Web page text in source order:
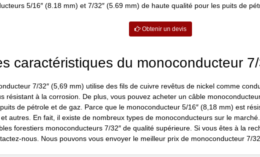
5/16″ (8.18 mm) et 7/32″ (5.69 mm) de haute qualité pour les puits de
Obtenir un devis
caractéristiques du monoconducteur
7/32″ (5,69 mm) utilise des fils de cuivre revêtus de nickel comme
résistant à la corrosion. De plus, vous pouvez acheter un câble
de pétrole et de gaz. Parce que le monoconducteur 5/16″ (8,18 mm) est
autres. En fait, il existe de nombreux types de monoconducteurs sur le
forestiers monoconducteurs 7/32″ de qualité supérieure. Si vous êtes à la
nous. Nous pouvons vous envoyer le meilleur prix de monoconducteur 7/